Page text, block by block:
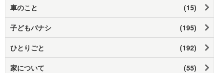
車のこと (15)
子どもバナシ (195)
ひとりごと (192)
家について (55)